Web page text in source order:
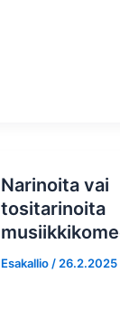
Narinoita vai
tositarinoita
Esakallio / 26.2.2025